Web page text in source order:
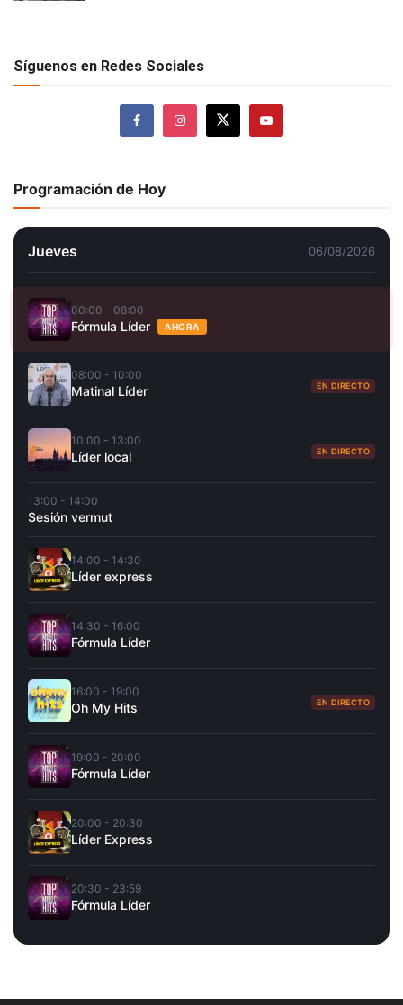
Síguenos en Redes Sociales
Programación de Hoy
Jueves 06/08/2026
00:00 - 08:00
Fórmula Líder AHORA
08:00 - 10:00
Matinal Líder EN DIRECTO
10:00 - 13:00
Líder local EN DIRECTO
13:00 - 14:00
Sesión vermut
14:00 - 14:30
Líder express
14:30 - 16:00
Fórmula Líder
16:00 - 19:00
Oh My Hits EN DIRECTO
19:00 - 20:00
Fórmula Líder
20:00 - 20:30
Líder Express
20:30 - 23:59
Fórmula Líder